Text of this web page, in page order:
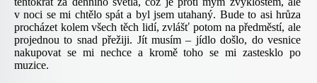
v noci se mi chtělo spát a byl jsem utahaný. Bude to asi hrůza
procházet kolem všech těch lidí, zvlášť potom na předměstí, ale
projednou to snad přežiji. Jít musím – jídlo došlo, do vesnice
nakupovat se mi nechce a kromě toho se mi zastesklo po
muzice.